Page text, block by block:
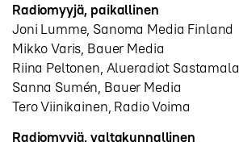
Radiomyyjä, paikallinen
Joni Lumme, Sanoma Media Finland
Mikko Varis, Bauer Media
Riina Peltonen, Alueradiot Sastamala
Sanna Sumén, Bauer Media
Tero Viinikainen, Radio Voima
Radiomyyjä, valtakunnallinen